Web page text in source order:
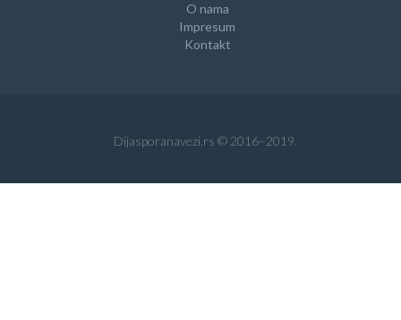
O nama
Impresum
Kontakt
Dijasporanavezi.rs © 2016–2019.